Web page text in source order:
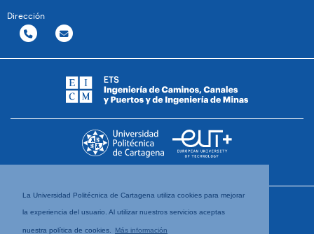
La Universidad Politécnica de Cartagena utiliza cookies para mejorar
la experiencia del usuario. Al utilizar nuestros servicios aceptas
nuestra política de cookies. Más información
Dirección